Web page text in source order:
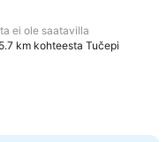
ei ole saatavilla
km kohteesta Tučepi